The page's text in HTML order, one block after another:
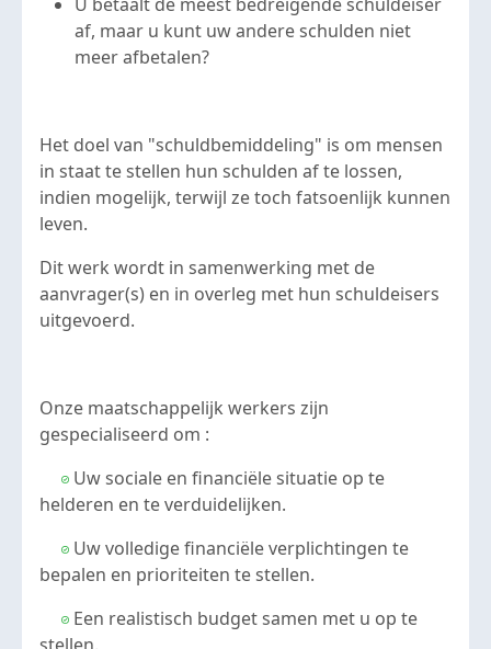
af, maar u kunt uw andere schulden niet
meer afbetalen?
Het doel van "schuldbemiddeling" is om mensen
in staat te stellen hun schulden af te lossen,
indien mogelijk, terwijl ze toch fatsoenlijk kunnen
leven.
Dit werk wordt in samenwerking met de
aanvrager(s) en in overleg met hun schuldeisers
uitgevoerd.
Onze maatschappelijk werkers zijn
gespecialiseerd om :
Uw sociale en financiële situatie op te
helderen en te verduidelijken.
Uw volledige financiële verplichtingen te
bepalen en prioriteiten te stellen.
Een realistisch budget samen met u op te